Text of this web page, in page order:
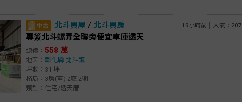
北斗買屋 / 北斗買房 19小時前 │ 人氣：207
專簽北斗螺青全聯旁便宜車庫透天
總價： 558 萬
地區： 彰化縣 北斗鎮
坪數：31 坪
格局：3房(室) 2廳 2衛
類型：住宅/透天厝